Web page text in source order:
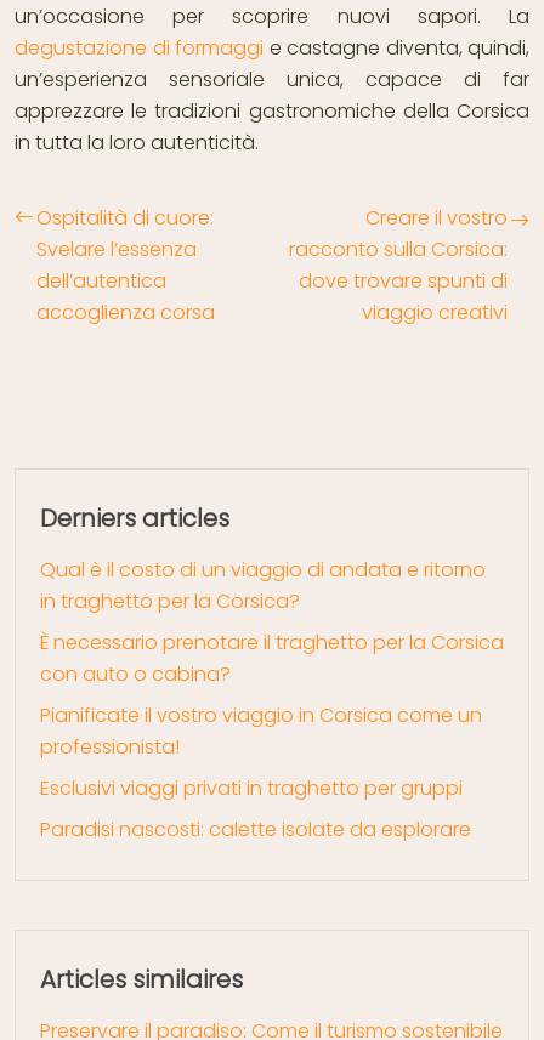
un’occasione per scoprire nuovi sapori. La
degustazione di formaggi e castagne diventa, quindi,
un’esperienza sensoriale unica, capace di far
apprezzare le tradizioni gastronomiche della Corsica
in tutta la loro autenticità.
Ospitalità di cuore:
Svelare l’essenza
dell’autentica
accoglienza corsa
Creare il vostro
racconto sulla Corsica:
dove trovare spunti di
viaggio creativi
Derniers articles
Qual è il costo di un viaggio di andata e ritorno
in traghetto per la Corsica?
È necessario prenotare il traghetto per la Corsica
con auto o cabina?
Pianificate il vostro viaggio in Corsica come un
professionista!
Esclusivi viaggi privati in traghetto per gruppi
Paradisi nascosti: calette isolate da esplorare
Articles similaires
Preservare il paradiso: Come il turismo sostenibile